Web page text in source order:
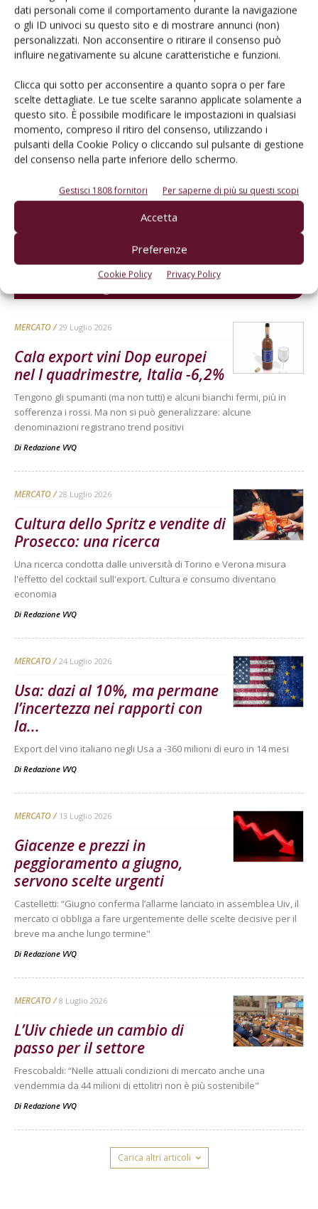
dati personali come il comportamento durante la navigazione
o gli ID univoci su questo sito e di mostrare annunci (non)
personalizzati. Non acconsentire o ritirare il consenso può
influire negativamente su alcune caratteristiche e funzioni.
Clicca qui sotto per acconsentire a quanto sopra o per fare
scelte dettagliate. Le tue scelte saranno applicate solamente a
questo sito. È possibile modificare le impostazioni in qualsiasi
momento, compreso il ritiro del consenso, utilizzando i
pulsanti della Cookie Policy o cliccando sul pulsante di gestione
del consenso nella parte inferiore dello schermo.
Gestisci 1808 fornitori Per saperne di più su questi scopi
Accetta
Preferenze
Cookie Policy Privacy Policy
I consigli di Terra e Vita agli agricoltori
Cerca adesso
MERCATO 29 Luglio 2026
Cala export vini Dop europei
nel I quadrimestre, Italia -6,2%
Tengono gli spumanti (ma non tutti) e alcuni bianchi fermi, più in
sofferenza i rossi. Ma non si può generalizzare: alcune
denominazioni registrano trend positivi
Di Redazione VVQ
MERCATO 28 Luglio 2026
Cultura dello Spritz e vendite di
Prosecco: una ricerca
Una ricerca condotta dalle università di Torino e Verona misura
l'effetto del cocktail sull'export. Cultura e consumo diventano
economia
Di Redazione VVQ
MERCATO 24 Luglio 2026
Usa: dazi al 10%, ma permane
l’incertezza nei rapporti con
la...
Export del vino italiano negli Usa a -360 milioni di euro in 14 mesi
Di Redazione VVQ
MERCATO 13 Luglio 2026
Giacenze e prezzi in
peggioramento a giugno,
servono scelte urgenti
Castelletti: “Giugno conferma l’allarme lanciato in assemblea Uiv, il
mercato ci obbliga a fare urgentemente delle scelte decisive per il
breve ma anche lungo termine"
Di Redazione VVQ
MERCATO 8 Luglio 2026
L’Uiv chiede un cambio di
passo per il settore
Frescobaldi: “Nelle attuali condizioni di mercato anche una
vendemmia da 44 milioni di ettolitri non è più sostenibile"
Di Redazione VVQ
Carica altri articoli